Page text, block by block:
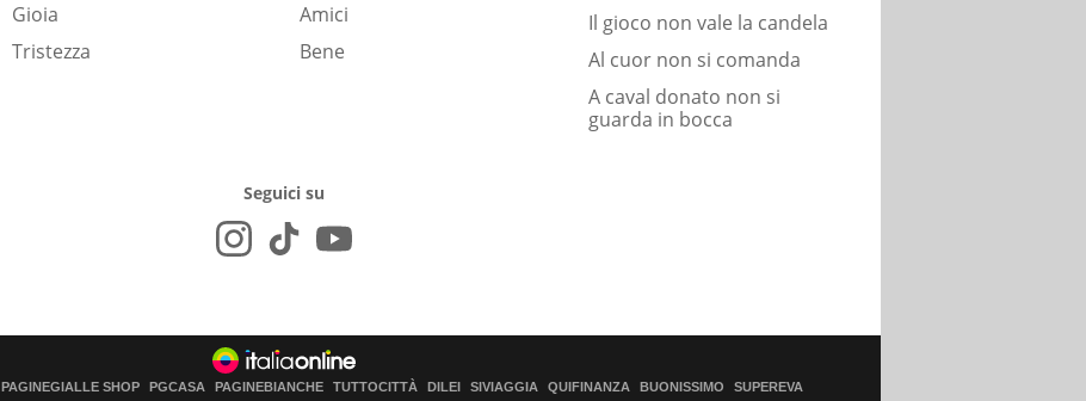
Gioia
Tristezza
Amici
Bene
Il gioco non vale la candela
Al cuor non si comanda
A caval donato non si
guarda in bocca
Seguici su
PAGINEGIALLE SHOP PGCASA PAGINEBIANCHE TUTTOCITTÀ DILEI SIVIAGGIA QUIFINANZA BUONISSIMO SUPEREVA